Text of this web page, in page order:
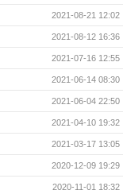
2021-08-21 12:02
2021-08-12 16:36
2021-07-16 12:55
2021-06-14 08:30
2021-06-04 22:50
2021-04-10 19:32
2021-03-17 13:05
2020-12-09 19:29
2020-11-01 18:32